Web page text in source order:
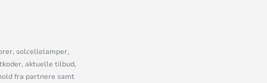
solcellelamper,
aktuelle tilbud,
fra partnere samt